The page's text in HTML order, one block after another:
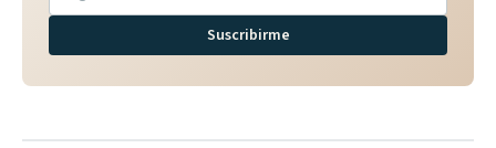
Suscribirme